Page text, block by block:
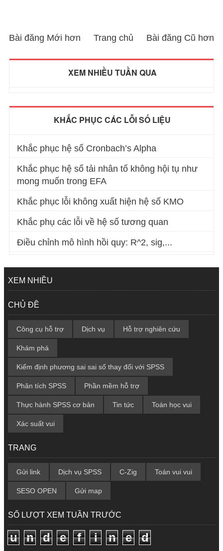
Bài đăng Mới hơn Bài đăng Cũ hơn
Trang chủ
XEM NHIỀU TUẦN QUA
KHẮC PHỤC CÁC LỖI SỐ LIỆU
Khắc phục hệ số Cronbach’s Alpha
Khắc phục hệ số tải nhân tố không hội tụ như
mong muốn trong EFA
Khắc phục lỗi không xuất hiện hệ số KMO
Khắc phụ các lỗi về hệ số tương quan
Điều chỉnh mô hình hồi quy: R^2, sig,...
XEM NHIỀU
CHỦ ĐỀ
Công cụ hỗ trợ Dịch vụ Hỗ trợ nghiên cứu
Khám phá
Kiểm định phương sai sai số thay đổi với SPSS
Phân tích SPSS Phần mềm hỗ trợ
Thực hành SPSS cơ bản Tin tức Toán học vui
Xác suất vui
TRANG
Gửi link Dịch vụ SPSS C-Zig Toán vui vui
SESO OPEN Gửi map
SỐ LƯỢT XEM TUẦN TRƯỚC
u n d e f i n e d